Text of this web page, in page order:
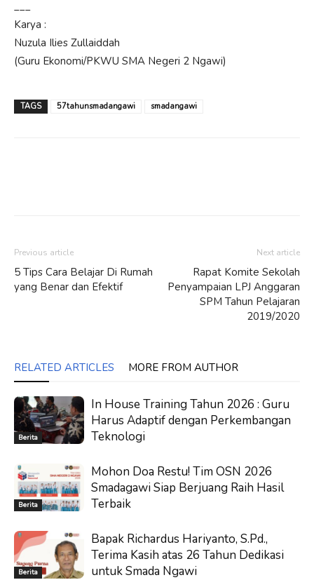
Karya :
Nuzula Ilies Zullaiddah
(Guru Ekonomi/PKWU SMA Negeri 2 Ngawi)
TAGS 57tahunsmadangawi smadangawi
Previous article
5 Tips Cara Belajar Di Rumah
yang Benar dan Efektif
Next article
Rapat Komite Sekolah
Penyampaian LPJ Anggaran
SPM Tahun Pelajaran
2019/2020
RELATED ARTICLES MORE FROM AUTHOR
Berita
In House Training Tahun 2026 : Guru
Harus Adaptif dengan Perkembangan
Teknologi
Berita
Mohon Doa Restu! Tim OSN 2026
Smadagawi Siap Berjuang Raih Hasil
Terbaik
Berita
Bapak Richardus Hariyanto, S.Pd.,
Terima Kasih atas 26 Tahun Dedikasi
untuk Smada Ngawi